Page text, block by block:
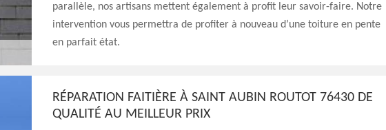
parallèle, nos artisans mettent également à profit leur savoir-faire. Notre
intervention vous permettra de profiter à nouveau d’une toiture en pente
en parfait état.
RÉPARATION FAITIÈRE À SAINT AUBIN ROUTOT 76430 DE
QUALITÉ AU MEILLEUR PRIX